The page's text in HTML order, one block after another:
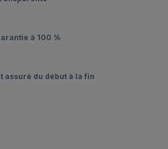
à 100 %
assuré du début à la fin